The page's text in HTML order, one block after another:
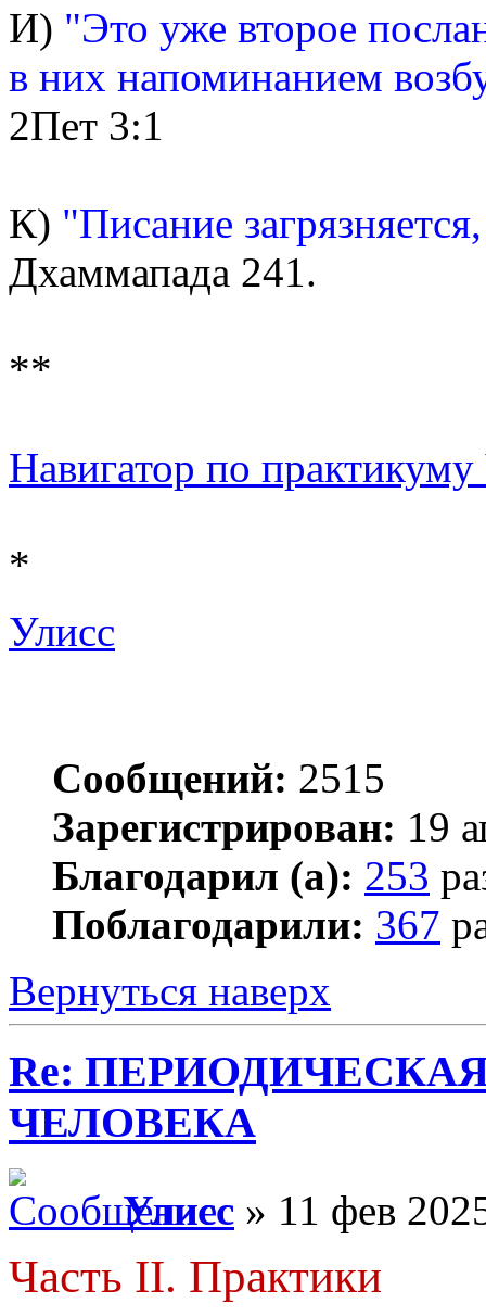
И) "Это уже второе
в них напоминанием
2Пет 3:1
К) "Писание
Дхаммапада 241.
**
Навигатор по
*
Улисс
Сообщений: 2515
Зарегистрирован: 19
Благодарил (а): 253
Поблагодарили: 367
Вернуться наверх
Re:
ЧЕЛОВЕКА
Улисс » 11 фев
Часть II. Практики